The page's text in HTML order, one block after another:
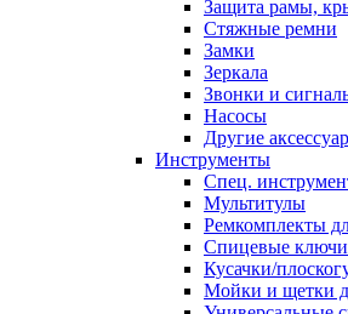
Защита рамы,
Стяжные ремни
Замки
Зеркала
Звонки и
Насосы
Другие
Инструменты
Спец.
Мультитулы
Ремкомплекты
Спицевые
Кусачки/
Мойки и щетки